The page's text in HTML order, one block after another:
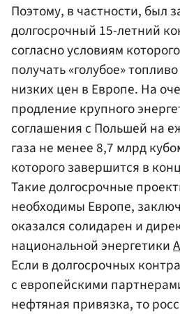
Поэтому, в частности, был
долгосрочный 15-летний
согласно условиям
получать «голубое»
низких цен в Европе. На
продление крупного
соглашения с Польшей на
газа не менее 8,7 млрд
которого завершится в
Такие долгосрочные
необходимы Европе,
оказался солидарен и
национальной энергетики
Если в долгосрочных
с европейскими
нефтяная привязка, то